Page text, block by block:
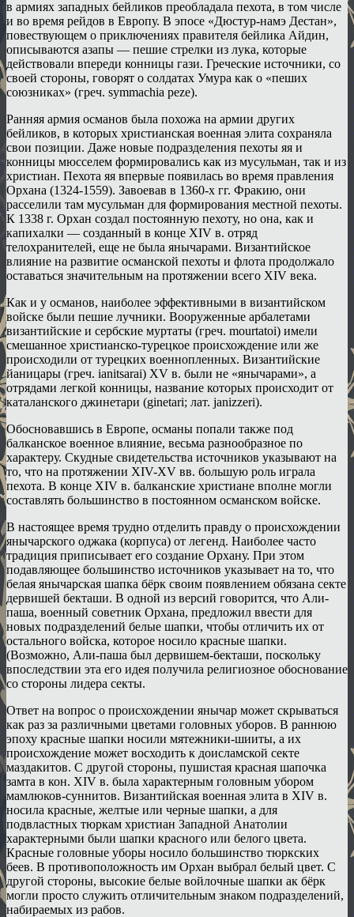
в армиях западных бейликов преобладала пехота, в том числе
и во время рейдов в Европу. В эпосе «Дюстур-намэ Дестан»,
повествующем о приключениях правителя бейлика Айдин,
описываются азапы — пешие стрелки из лука, которые
действовали впереди конницы гази. Греческие источники, со
своей стороны, говорят о солдатах Умура как о «пеших
союзниках» (греч. symmachia peze).
Ранняя армия османов была похожа на армии других
бейликов, в которых христианская военная элита сохраняла
свои позиции. Даже новые подразделения пехоты яя и
конницы мюсселем формировались как из мусульман, так и из
христиан. Пехота яя впервые появилась во время правления
Орхана (1324-1559). Завоевав в 1360-х гг. Фракию, они
расселили там мусульман для формирования местной пехоты.
К 1338 г. Орхан создал постоянную пехоту, но она, как и
капихалки — созданный в конце XIV в. отряд
телохранителей, еще не была янычарами. Византийское
влияние на развитие османской пехоты и флота продолжало
оставаться значительным на протяжении всего XIV века.
Как и у османов, наиболее эффективными в византийском
войске были пешие лучники. Вооруженные арбалетами
византийские и сербские муртаты (греч. mourtatoi) имели
смешанное христианско-турецкое происхождение или же
происходили от турецких военнопленных. Византийские
йаницары (греч. ianitsarai) XV в. были не «янычарами», а
отрядами легкой конницы, название которых происходит от
каталанского джинетари (ginetari; лат. janizzeri).
Обосновавшись в Европе, османы попали также под
балканское военное влияние, весьма разнообразное по
характеру. Скудные свидетельства источников указывают на
то, что на протяжении XIV-XV вв. большую роль играла
пехота. В конце XIV в. балканские христиане вполне могли
составлять большинство в постоянном османском войске.
В настоящее время трудно отделить правду о происхождении
янычарского оджака (корпуса) от легенд. Наиболее часто
традиция приписывает его создание Орхану. При этом
подавляющее большинство источников указывает на то, что
белая янычарская шапка бёрк своим появлением обязана секте
дервишей бекташи. В одной из версий говорится, что Али-
паша, военный советник Орхана, предложил ввести для
новых подразделений белые шапки, чтобы отличить их от
остального войска, которое носило красные шапки.
(Возможно, Али-паша был дервишем-бекташи, поскольку
впоследствии эта его идея получила религиозное обоснование
со стороны лидера секты.
Ответ на вопрос о происхождении янычар может скрываться
как раз за различными цветами головных уборов. В раннюю
эпоху красные шапки носили мятежники-шииты, а их
происхождение может восходить к доисламской секте
маздакитов. С другой стороны, пушистая красная шапочка
замта в кон. XIV в. была характерным головным убором
мамлюков-суннитов. Византийская военная элита в XIV в.
носила красные, желтые или черные шапки, а для
подвластных тюркам христиан Западной Анатолии
характерными были шапки красного или белого цвета.
Красные головные уборы носило большинство тюркских
беев. В противоположность им Орхан выбрал белый цвет. С
другой стороны, высокие белые войлочные шапки ак бёрк
могли просто служить отличительным знаком подразделений,
набираемых из рабов.